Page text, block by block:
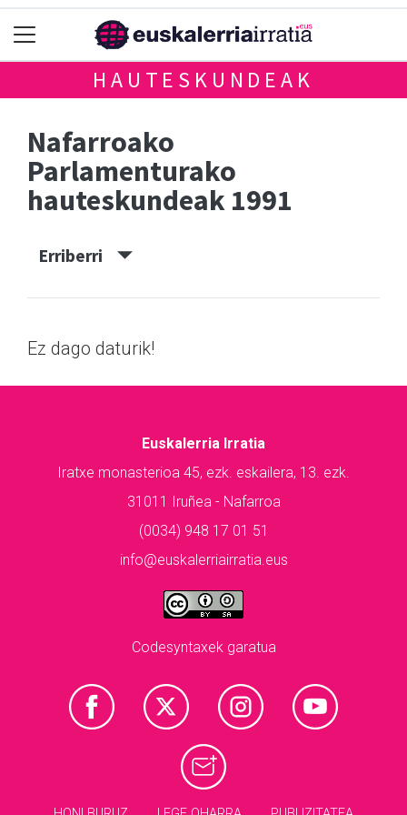
HAUTESKUNDEAK
Nafarroako
Parlamenturako
hauteskundeak 1991
Erriberri
Ez dago daturik!
Euskalerria Irratia
Iratxe monasterioa 45, ezk. eskailera, 13. ezk.
31011 Iruñea - Nafarroa
(0034) 948 17 01 51
info@euskalerriairratia.eus
Codesyntaxek garatua